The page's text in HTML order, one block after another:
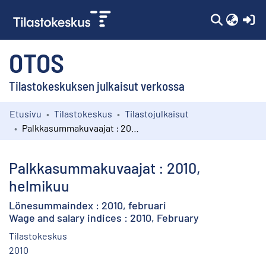
OTOS
Tilastokeskuksen julkaisut verkossa
Kokoelmat
Etusivu Tilastokeskus
Tilastojulkaisut
Palkkasummakuvaajat : 2010,
helmikuu
Lönesummaindex : 2010, februari
Wage and salary indices : 2010, February
Tilastokeskus
2010